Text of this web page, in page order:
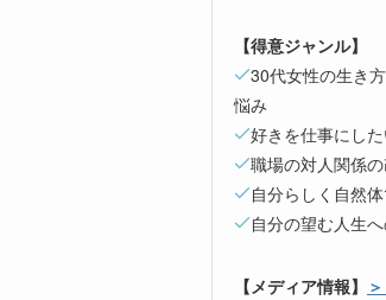
【得意ジャンル】
30代女性の生き
悩み
好きを仕事にし
職場の対人関係
自分らしく自然
自分の望む人生
【メディア情報】